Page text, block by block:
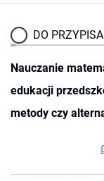
DO
Nauczanie
edukacji
metody czy